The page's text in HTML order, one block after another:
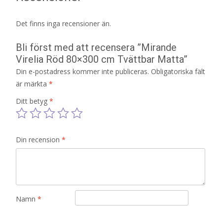
Det finns inga recensioner än.
Bli först med att recensera ”Mirande
Virelia Röd 80×300 cm Tvättbar Matta”
Din e-postadress kommer inte publiceras. Obligatoriska fält
är märkta *
Ditt betyg *
Din recension *
Namn *